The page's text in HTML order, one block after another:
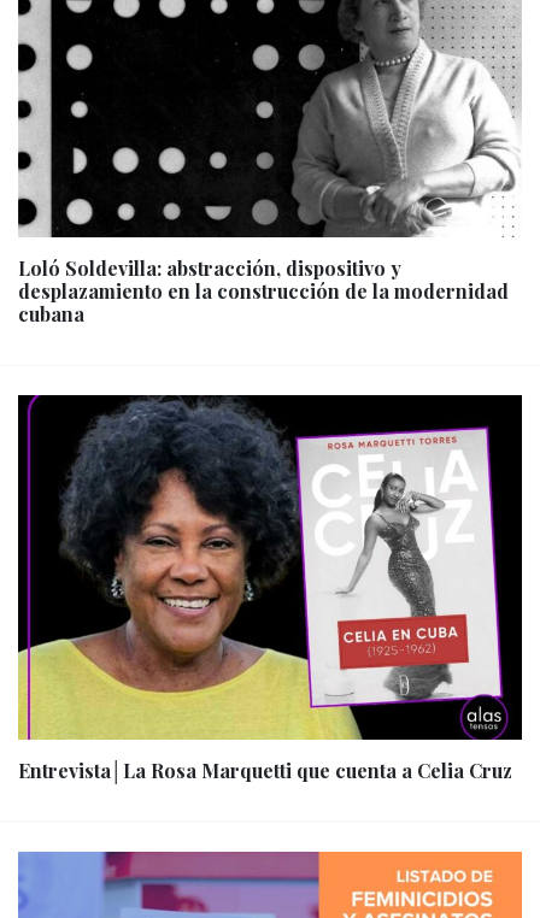
Loló Soldevilla: abstracción, dispositivo y
desplazamiento en la construcción de la modernidad
cubana
Entrevista│La Rosa Marquetti que cuenta a Celia Cruz